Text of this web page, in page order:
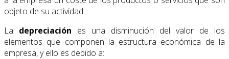
objeto de su actividad.
La depreciación es una disminución del valor de los
elementos que componen la estructura económica de la
empresa, y ello es debido a: